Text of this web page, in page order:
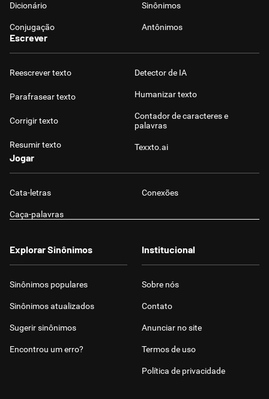
Dicionário Sinônimos
Conjugação Antônimos
Escrever
Reescrever texto
Parafrasear texto
Corrigir texto
Resumir texto
Detector de IA
Humanizar texto
Contador de caracteres e
palavras
Texxto.ai
Jogar
Cata-letras Conexões
Caça-palavras
Explorar Sinônimos
Sinônimos populares
Sinônimos atualizados
Sugerir sinônimos
Encontrou um erro?
Institucional
Sobre nós
Contato
Anunciar no site
Termos de uso
Política de privacidade